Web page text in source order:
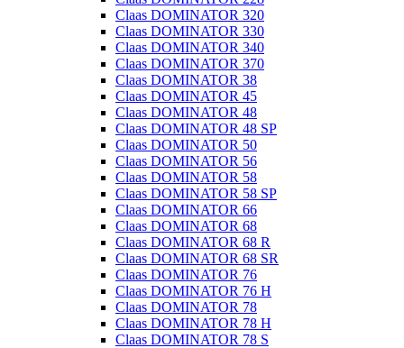
Claas DOMINATOR 320
Claas DOMINATOR 330
Claas DOMINATOR 340
Claas DOMINATOR 370
Claas DOMINATOR 38
Claas DOMINATOR 45
Claas DOMINATOR 48
Claas DOMINATOR 48 SP
Claas DOMINATOR 50
Claas DOMINATOR 56
Claas DOMINATOR 58
Claas DOMINATOR 58 SP
Claas DOMINATOR 66
Claas DOMINATOR 68
Claas DOMINATOR 68 R
Claas DOMINATOR 68 SR
Claas DOMINATOR 76
Claas DOMINATOR 76 H
Claas DOMINATOR 78
Claas DOMINATOR 78 H
Claas DOMINATOR 78 S